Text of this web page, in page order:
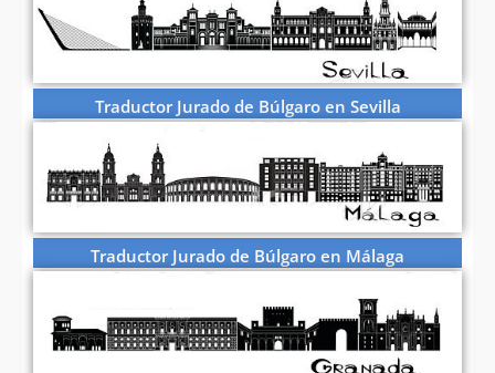
Traductor Jurado de Búlgaro en Sevilla
Traductor Jurado de Búlgaro en Málaga